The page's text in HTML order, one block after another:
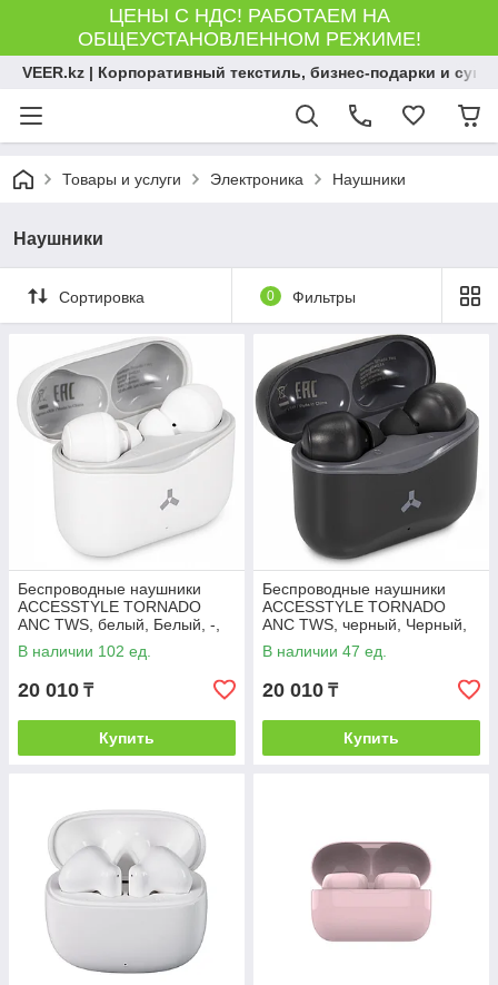
ЦЕНЫ С НДС! РАБОТАЕМ НА
ОБЩЕУСТАНОВЛЕННОМ РЕЖИМЕ!
VEER.kz | Корпоративный текстиль, бизнес-подарки и
Товары и услуги Электроника Наушники
Наушники
Сортировка 0 Фильтры
Беспроводные наушники
ACCESSTYLE TORNADO
ANC TWS, белый, Белый, -,
37136 01
В наличии 102 ед.
20 010 ₸
Купить
Беспроводные наушники
ACCESSTYLE TORNADO
ANC TWS, черный, Черный,
-, 37136 35
В наличии 47 ед.
20 010 ₸
Купить